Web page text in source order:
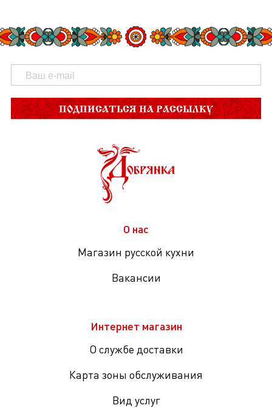
ПОДПИСАТЬСЯ НА РАССЫЛКУ
О нас
Магазин русской кухни
Вакансии
Интернет магазин
О службе доставки
Карта зоны обслуживания
Вид услуг